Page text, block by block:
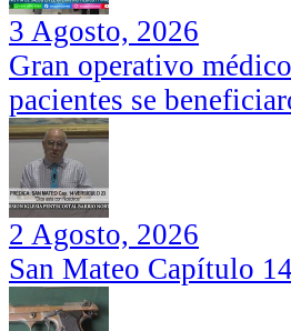
3 Agosto, 2026
Gran operativo
pacientes se
2 Agosto, 2026
San Mateo Capítulo